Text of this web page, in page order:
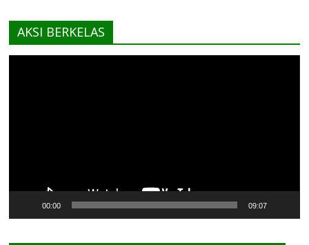
AKSI BERKELAS
00:00 09:07